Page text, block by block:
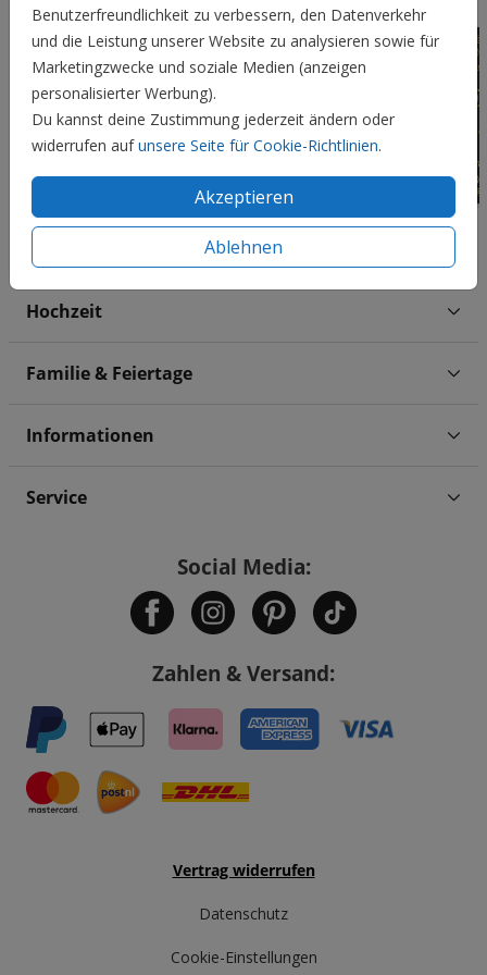
Benutzerfreundlichkeit zu verbessern, den Datenverkehr
und die Leistung unserer Website zu analysieren sowie für
Marketingzwecke und soziale Medien (anzeigen
personalisierter Werbung).
Du kannst deine Zustimmung jederzeit ändern oder
widerrufen aufunsere Seite für Cookie-Richtlinien.
Akzeptieren
Ablehnen
Hochzeit
Familie & Feiertage
Informationen
Service
Social Media:
Zahlen & Versand:
Vertrag widerrufen
Datenschutz
Cookie-Einstellungen